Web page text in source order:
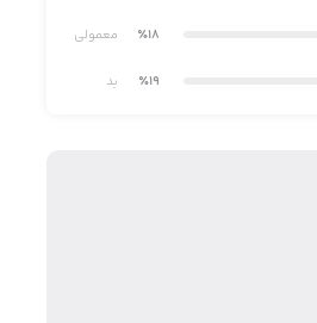
٪18 معمولی
٪19 بد